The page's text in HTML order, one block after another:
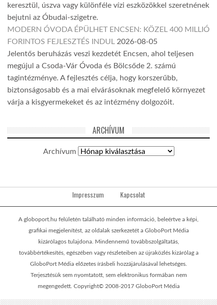
keresztül, úszva vagy különféle vízi eszközökkel szeretnének
bejutni az Óbudai-szigetre.
MODERN ÓVODA ÉPÜLHET ENCSEN: KÖZEL 400 MILLIÓ
FORINTOS FEJLESZTÉS INDUL 2026-08-05
Jelentős beruházás veszi kezdetét Encsen, ahol teljesen
megújul a Csoda-Vár Óvoda és Bölcsőde 2. számú
tagintézménye. A fejlesztés célja, hogy korszerűbb,
biztonságosabb és a mai elvárásoknak megfelelő környezet
várja a kisgyermekeket és az intézmény dolgozóit.
ARCHÍVUM
Archívum
Impresszum Kapcsolat
A globoport.hu felületén található minden információ, beleértve a képi,
grafikai megjelenítést, az oldalak szerkezetét a GloboPort Média
kizárólagos tulajdona. Mindennemű továbbszolgáltatás,
továbbértékesítés, egészében vagy részleteiben az újraközlés kizárólag a
GloboPort Média előzetes írásbeli hozzájárulásával lehetséges.
Terjesztésük sem nyomtatott, sem elektronikus formában nem
megengedett. Copyright© 2008-2017 GloboPort Média